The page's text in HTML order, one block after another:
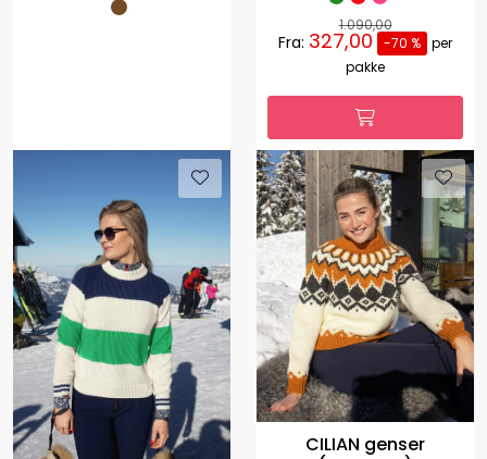
1.090,00
Fra: 327,00 -70 % per
pakke
CILIAN genser